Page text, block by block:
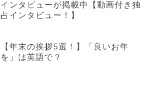
インタビューが掲載中【動画付き独
占インタビュー！】
【年末の挨拶5選！】「良いお年
を」は英語で？